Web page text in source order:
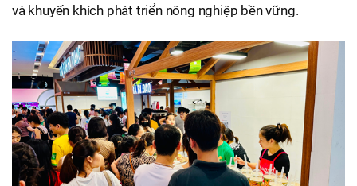
và khuyến khích phát triển nông nghiệp bền vững.